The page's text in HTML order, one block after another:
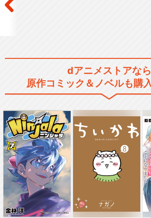
dアニメストアなら
原作コミック＆ノベルも購